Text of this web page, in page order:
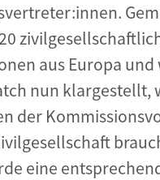
aus Europa
nun klargestellt,
der
eine